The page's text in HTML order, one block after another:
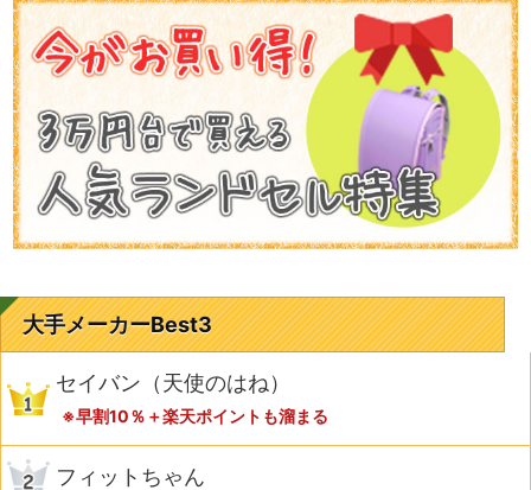
大手メーカーBest3
セイバン（天使のはね）
※早割10％＋楽天ポイントも溜まる
フィットちゃん